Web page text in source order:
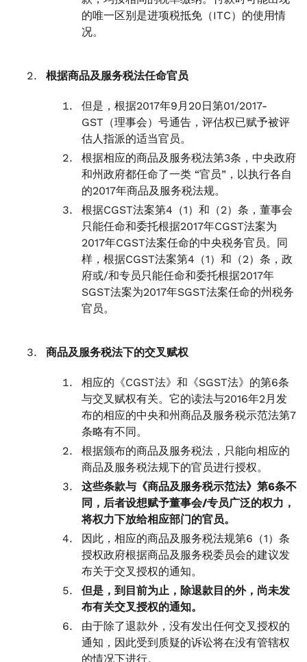
的唯一区别是进项税抵免（ITC）的使用情
况。
根据商品及服务税法任命官员
但是，根据2017年9月20日第01/2017-
GST（理事会）号通告，评估权已赋予被评
估人指派的适当官员。
根据相应的商品及服务税法第3条，中央政府
和州政府都任命了一类 “官员”，以执行各自
的2017年商品及服务税法规。
根据CGST法案第4（1）和（2）条，董事会
只能任命和委托根据2017年CGST法案为
2017年CGST法案任命的中央税务官员。同
样，根据CGST法案第4（1）和（2）条，政
府或/和专员只能任命和委托根据2017年
SGST法案为2017年SGST法案任命的州税务
官员。
商品及服务税法下的交叉赋权
相应的《CGST法》和《SGST法》的第6条
与交叉赋权有关。它的读法与2016年2月发
布的相应的中央和州商品及服务税示范法第7
条略有不同。
根据颁布的商品及服务税法，只能向相应的
商品及服务税法规下的官员进行授权。
这些条款与《商品及服务税示范法》第6条不
同，后者设想赋予董事会/专员广泛的权力，
将权力下放给相应部门的官员。
因此，相应的商品及服务税法规第6（1）条
授权政府根据商品及服务税委员会的建议发
布关于交叉授权的通知。
但是，到目前为止，除退款目的外，尚未发
布有关交叉授权的通知。
由于除了退款外，没有发出任何交叉授权的
通知，因此受到质疑的诉讼将在没有管辖权
的情况下进行。